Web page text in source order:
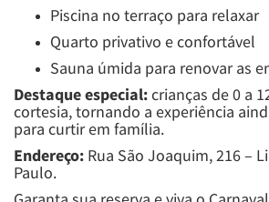
Piscina no terraço para relaxar
Quarto privativo e confortável
Sauna úmida para renovar as
Destaque especial:crianças de 0 a
cortesia, tornando a experiência
para curtir em família.
Endereço: Rua São Joaquim, 216 –
Paulo.